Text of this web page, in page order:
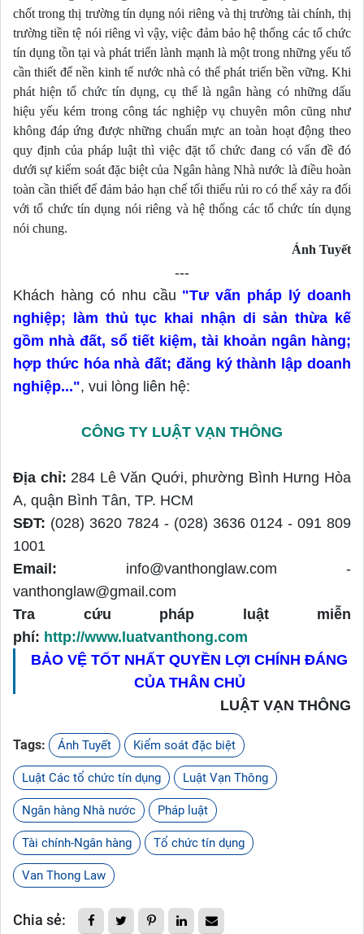
chốt trong thị trường tín dụng nói riêng và thị trường tài chính, thị
trường tiền tệ nói riêng vì vậy, việc đảm bảo hệ thống các tổ chức
tín dụng tồn tại và phát triển lành mạnh là một trong những yếu tố
cần thiết để nền kinh tế nước nhà có thể phát triển bền vững. Khi
phát hiện tổ chức tín dụng, cụ thể là ngân hàng có những dấu
hiệu yếu kém trong công tác nghiệp vụ chuyên môn cũng như
không đáp ứng được những chuẩn mực an toàn hoạt động theo
quy định của pháp luật thì việc đặt tổ chức đang có vấn đề đó
dưới sự kiểm soát đặc biệt của Ngân hàng Nhà nước là điều hoàn
toàn cần thiết để đảm bảo hạn chế tối thiểu rủi ro có thể xảy ra đối
với tổ chức tín dụng nói riêng và hệ thống các tổ chức tín dụng
nói chung.
Ánh Tuyết
---
Khách hàng có nhu cầu "Tư vấn pháp lý doanh
nghiệp; làm thủ tục khai nhận di sản thừa kế
gồm nhà đất, sổ tiết kiệm, tài khoản ngân hàng;
hợp thức hóa nhà đất; đăng ký thành lập doanh
nghiệp...", vui lòng liên hệ:
CÔNG TY LUẬT VẠN THÔNG
Địa chỉ: 284 Lê Văn Quới, phường Bình Hưng Hòa
A, quận Bình Tân, TP. HCM
SĐT: (028) 3620 7824 - (028) 3636 0124 - 091 809
1001
Email: info@vanthonglaw.com -
vanthonglaw@gmail.com
Tra cứu pháp luật miễn
phí: http://www.luatvanthong.com
BẢO VỆ TỐT NHẤT QUYỀN LỢI CHÍNH ĐÁNG
CỦA THÂN CHỦ
LUẬT VẠN THÔNG
Tags: Ánh Tuyết Kiểm soát đặc biệt
Luật Các tổ chức tín dụng Luật Vạn Thông
Ngân hàng Nhà nước Pháp luật
Tài chính-Ngân hàng Tổ chức tín dụng
Van Thong Law
Chia sẻ: